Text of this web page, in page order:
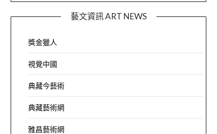
藝文資訊 ART NEWS
獎金獵人
視覺中國
典藏今藝術
典藏藝術網
雅昌藝術網